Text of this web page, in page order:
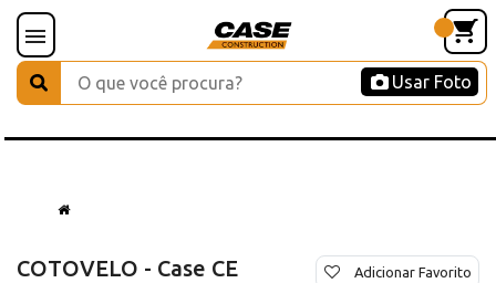
Usar Foto
COTOVELO - Case CE Adicionar Favorito